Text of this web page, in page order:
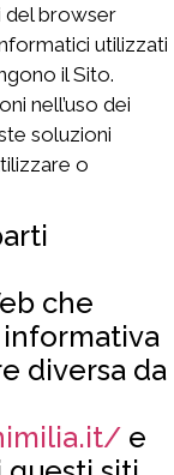
del browser
utilizzati
il Sito.
nell’uso dei
soluzioni
o
che
diversa da
e